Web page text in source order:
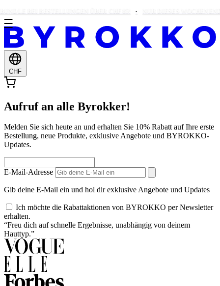
CHF
Aufruf an alle Byrokker!
Melden Sie sich heute an und erhalten Sie 10% Rabatt auf Ihre erste
Bestellung, neue Produkte, exklusive Angebote und BYROKKO-
Updates.
E-Mail-Adresse
Gib deine E-Mail ein und hol dir exklusive Angebote und Updates
Ich möchte die Rabattaktionen von BYROKKO per Newsletter
erhalten.
“Freu dich auf schnelle Ergebnisse, unabhängig von deinem
Hauttyp.”